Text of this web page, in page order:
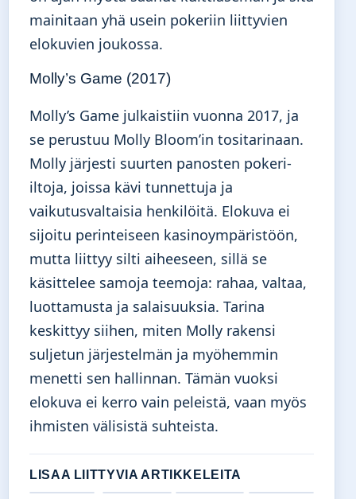
mainitaan yhä usein pokeriin liittyvien
elokuvien joukossa.
Molly’s Game (2017)
Molly’s Game julkaistiin vuonna 2017, ja
se perustuu Molly Bloom’in tositarinaan.
Molly järjesti suurten panosten pokeri-
iltoja, joissa kävi tunnettuja ja
vaikutusvaltaisia henkilöitä. Elokuva ei
sijoitu perinteiseen kasinoympäristöön,
mutta liittyy silti aiheeseen, sillä se
käsittelee samoja teemoja: rahaa, valtaa,
luottamusta ja salaisuuksia. Tarina
keskittyy siihen, miten Molly rakensi
suljetun järjestelmän ja myöhemmin
menetti sen hallinnan. Tämän vuoksi
elokuva ei kerro vain peleistä, vaan myös
ihmisten välisistä suhteista.
LISAA LIITTYVIA ARTIKKELEITA